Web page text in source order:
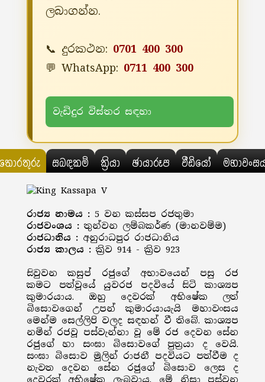
ලබාගන්න.
📞 දුරකථන: 0701 400 300
💬 WhatsApp: 0711 400 300
වැඩිදුර විස්තර සඳහා
සබඳකම් ක්‍රියා ඡායාරූප වීඩියෝ
රාජ්‍ය නාමය : 5 වන කස්සප රජතුමා
රාජවංශය : තුන්වන ලම්බකර්ණ (මානවම්ම)
රාජධානිය : අනුරාධපුර රාජධානිය
රාජ්‍ය කාලය : ක්‍රිව 914 - ක්‍රිව 923
සිවුවන කසුප් රජුගේ අභාවයෙන් පසු රජ
කමට පත්වූයේ යුවරජ පදවියේ සිටි කාශ්‍යප
කුමාරයාය. ඔහු දෙවරක් අභිෂේක ලත්
බිසොවගෙන් උපන් කුමාරයායැයි මහාවංසය
මෙන්ම සෙල්ලිපි වලද සඳහන් වී තිබේ. කාශ්‍යප
නමින් රජවූ පස්වැන්නා වූ මේ රජ දෙවන සේන
රජුගේ හා සංඝා බිසොවගේ පුත්‍රයා ද වෙයි.
සංඝා බිසොව මුලින් රාජනී පදවියට පත්වීම ද
නැවත දෙවන සේන රජුගේ බිසොව ලෙස ද
දෙවරක් අභිෂේක ලැබුවාය. මේ නිසා පස්වන